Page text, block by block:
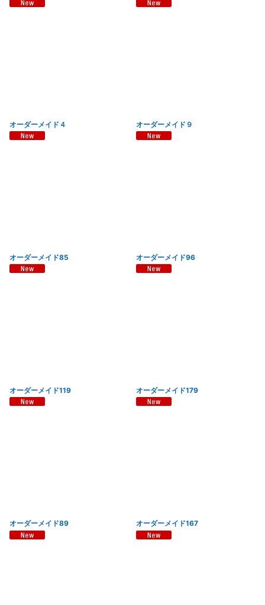
オーダーメイド４ オーダーメイド９
オーダーメイド85 オーダーメイド96
オーダーメイド119 オーダーメイド179
オーダーメイド89 オーダーメイド167